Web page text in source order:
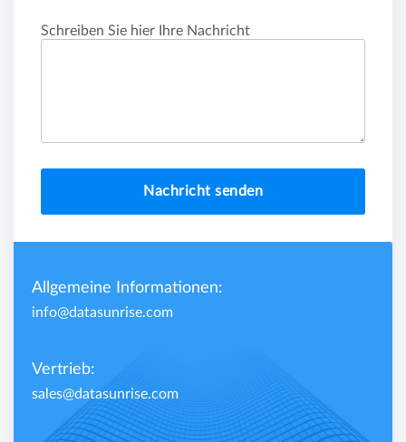
Schreiben Sie hier Ihre Nachricht
Nachricht senden
Allgemeine Informationen:
info@datasunrise.com
Vertrieb:
sales@datasunrise.com